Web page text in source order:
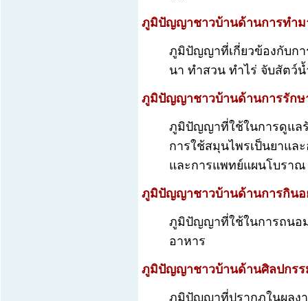
ภูมิปัญญาชาวบ้านด้านการทำม
ภูมิปัญญาที่เกี่ยวข้องกับกา
นา ทำสวน ทำไร่ จับสัตว์
ภูมิปัญญาชาวบ้านด้านการรักษ
ภูมิปัญญาที่ใช้ในการดูแล
การใช้สมุนไพรเป็นยาแ
และการแพทย์แผนโบราณ
ภูมิปัญญาชาวบ้านด้านการกินอ
ภูมิปัญญาที่ใช้ในการถนอ
อาหาร
ภูมิปัญญาชาวบ้านด้านศิลปกรร
ภูมิปัญญาที่ปรากฏในผลง